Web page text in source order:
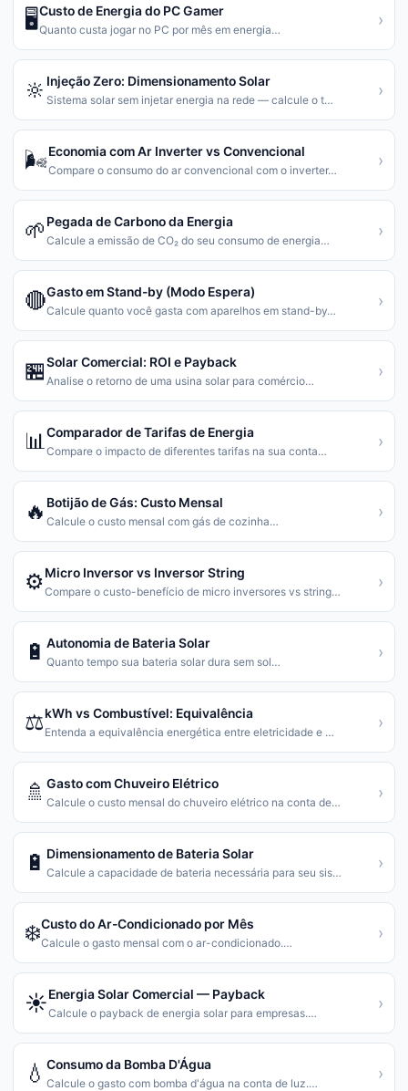
🖥️Custo de Energia do PC Gamer
Quanto custa jogar no PC por mês em energia…
›
🔆 Injeção Zero: Dimensionamento Solar
Sistema solar sem injetar energia na rede — calcule o t…
›
🌬️Economia com Ar Inverter vs Convencional
Compare o consumo do ar convencional com o inverter…
›
🌱 Pegada de Carbono da Energia
Calcule a emissão de CO₂ do seu consumo de energia…
›
🔴Gasto em Stand-by (Modo Espera)
Calcule quanto você gasta com aparelhos em stand-by…
›
🏪Solar Comercial: ROI e Payback
Analise o retorno de uma usina solar para comércio…
›
📊 Comparador de Tarifas de Energia
Compare o impacto de diferentes tarifas na sua conta…
›
🔥 Botijão de Gás: Custo Mensal
Calcule o custo mensal com gás de cozinha…
›
⚙️Micro Inversor vs Inversor String
Compare o custo-benefício de micro inversores vs string…
›
🔋 Autonomia de Bateria Solar
Quanto tempo sua bateria solar dura sem sol…
›
⚖️kWh vs Combustível: Equivalência
Entenda a equivalência energética entre eletricidade e …
›
🚿 Gasto com Chuveiro Elétrico
Calcule o custo mensal do chuveiro elétrico na conta de…
›
🔋 Dimensionamento de Bateria Solar
Calcule a capacidade de bateria necessária para seu sis…
›
❄️Custo do Ar-Condicionado por Mês
Calcule o gasto mensal com o ar-condicionado.…
›
☀️Energia Solar Comercial — Payback
Calcule o payback de energia solar para empresas.…
›
💧 Consumo da Bomba D'Água
Calcule o gasto com bomba d'água na conta de luz.…
›